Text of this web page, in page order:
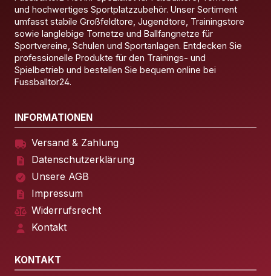
und hochwertiges Sportplatzzubehör. Unser Sortiment
umfasst stabile Großfeldtore, Jugendtore, Trainingstore
sowie langlebige Tornetze und Ballfangnetze für
Sportvereine, Schulen und Sportanlagen. Entdecken Sie
professionelle Produkte für den Trainings- und
Spielbetrieb und bestellen Sie bequem online bei
Fussballtor24.
INFORMATIONEN
Versand & Zahlung
Datenschutzerklärung
Unsere AGB
Impressum
Widerrufsrecht
Kontakt
KONTAKT